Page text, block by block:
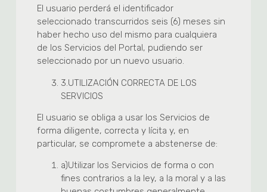
El usuario perderá el identificador
seleccionado transcurridos seis (6) meses sin
haber hecho uso del mismo para cualquiera
de los Servicios del Portal, pudiendo ser
seleccionado por un nuevo usuario.
3.UTILIZACIÓN CORRECTA DE LOS
SERVICIOS
El usuario se obliga a usar los Servicios de
forma diligente, correcta y lícita y, en
particular, se compromete a abstenerse de:
a)Utilizar los Servicios de forma o con
fines contrarios a la ley, a la moral y a las